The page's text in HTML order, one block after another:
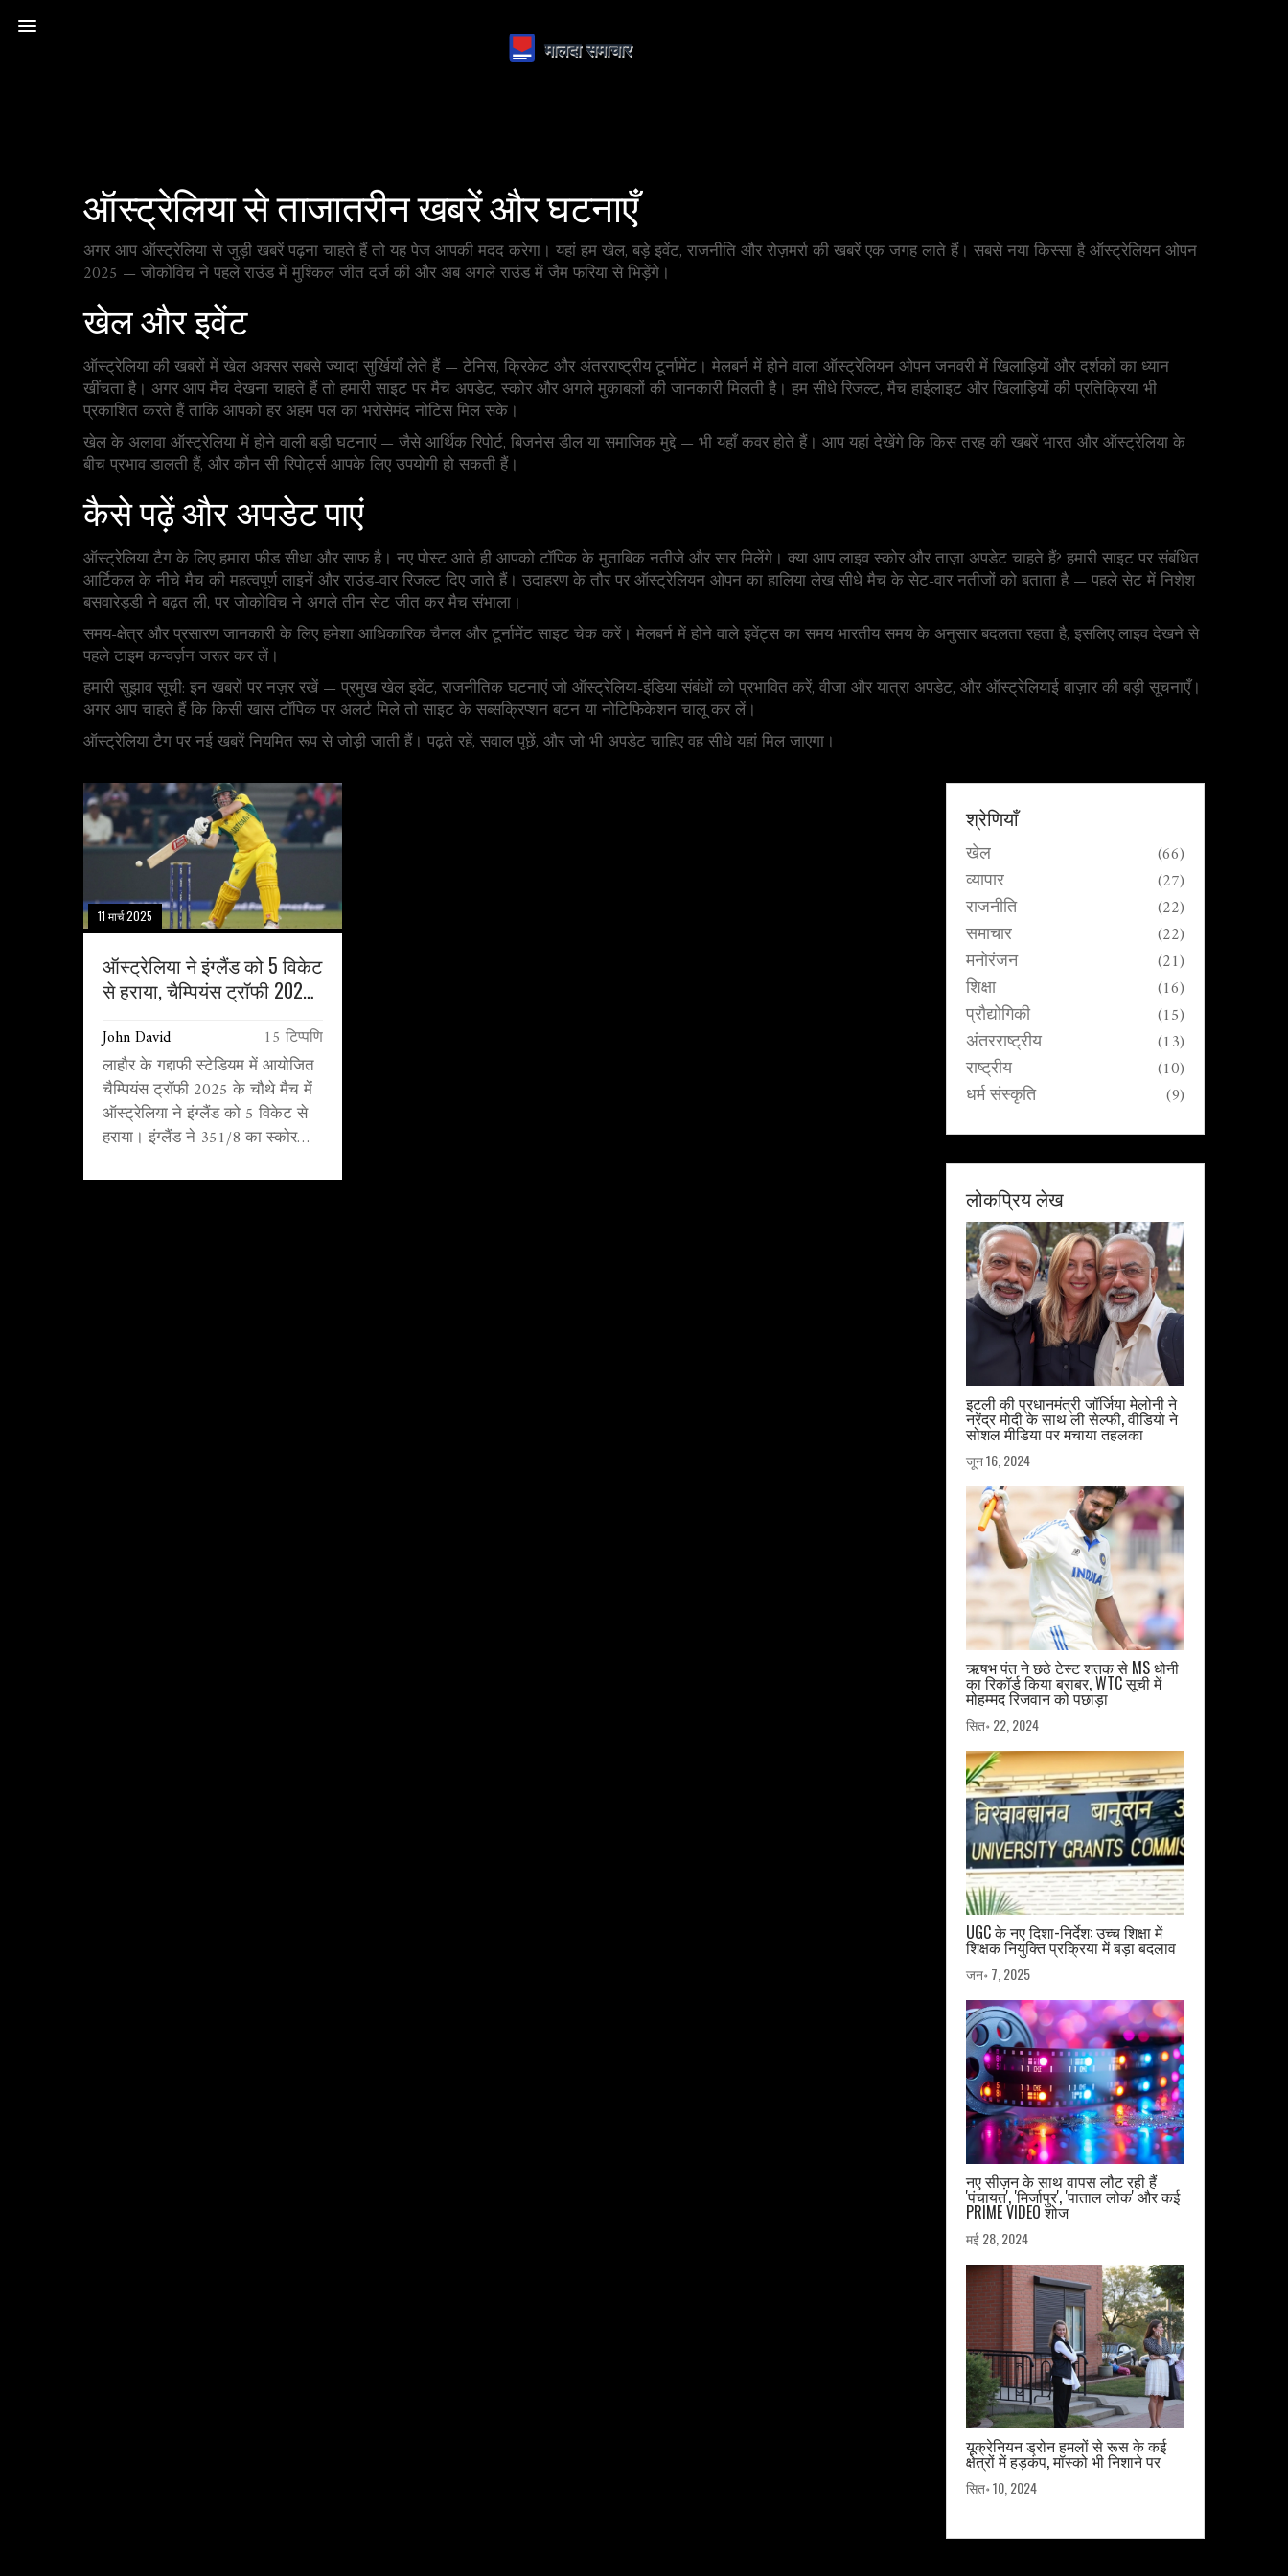
ऑस्ट्रेलिया से ताजातरीन खबरें और घटनाएँ
अगर आप ऑस्ट्रेलिया से जुड़ी खबरें पढ़ना चाहते हैं तो यह पेज आपकी मदद करेगा। यहां हम खेल, बड़े इवेंट, राजनीति और रोज़मर्रा की खबरें एक जगह लाते हैं। सबसे नया किस्सा है ऑस्ट्रेलियन ओपन
2025 — जोकोविच ने पहले राउंड में मुश्किल जीत दर्ज की और अब अगले राउंड में जैम फरिया से भिड़ेंगे।
खेल और इवेंट
ऑस्ट्रेलिया की खबरों में खेल अक्सर सबसे ज्यादा सुर्खियाँ लेते हैं — टेनिस, क्रिकेट और अंतरराष्ट्रीय टूर्नामेंट। मेलबर्न में होने वाला ऑस्ट्रेलियन ओपन जनवरी में खिलाड़ियों और दर्शकों का ध्यान
खींचता है। अगर आप मैच देखना चाहते हैं तो हमारी साइट पर मैच अपडेट, स्कोर और अगले मुकाबलों की जानकारी मिलती है। हम सीधे रिजल्ट, मैच हाईलाइट और खिलाड़ियों की प्रतिक्रिया भी
प्रकाशित करते हैं ताकि आपको हर अहम पल का भरोसेमंद नोटिस मिल सके।
खेल के अलावा ऑस्ट्रेलिया में होने वाली बड़ी घटनाएं — जैसे आर्थिक रिपोर्ट, बिजनेस डील या समाजिक मुद्दे — भी यहाँ कवर होते हैं। आप यहां देखेंगे कि किस तरह की खबरें भारत और ऑस्ट्रेलिया के
बीच प्रभाव डालती हैं, और कौन सी रिपोर्ट्स आपके लिए उपयोगी हो सकती हैं।
कैसे पढ़ें और अपडेट पाएं
ऑस्ट्रेलिया टैग के लिए हमारा फीड सीधा और साफ है। नए पोस्ट आते ही आपको टॉपिक के मुताबिक नतीजे और सार मिलेंगे। क्या आप लाइव स्कोर और ताज़ा अपडेट चाहते हैं? हमारी साइट पर संबंधित
आर्टिकल के नीचे मैच की महत्वपूर्ण लाइनें और राउंड-वार रिजल्ट दिए जाते हैं। उदाहरण के तौर पर ऑस्ट्रेलियन ओपन का हालिया लेख सीधे मैच के सेट-वार नतीजों को बताता है — पहले सेट में निशेश
बसवारेड्डी ने बढ़त ली, पर जोकोविच ने अगले तीन सेट जीत कर मैच संभाला।
समय-क्षेत्र और प्रसारण जानकारी के लिए हमेशा आधिकारिक चैनल और टूर्नामेंट साइट चेक करें। मेलबर्न में होने वाले इवेंट्स का समय भारतीय समय के अनुसार बदलता रहता है, इसलिए लाइव देखने से
पहले टाइम कन्वर्ज़न जरूर कर लें।
हमारी सुझाव सूची: इन खबरों पर नज़र रखें — प्रमुख खेल इवेंट, राजनीतिक घटनाएं जो ऑस्ट्रेलिया-इंडिया संबंधों को प्रभावित करें, वीजा और यात्रा अपडेट, और ऑस्ट्रेलियाई बाज़ार की बड़ी सूचनाएँ।
अगर आप चाहते हैं कि किसी खास टॉपिक पर अलर्ट मिले तो साइट के सब्सक्रिप्शन बटन या नोटिफिकेशन चालू कर लें।
ऑस्ट्रेलिया टैग पर नई खबरें नियमित रूप से जोड़ी जाती हैं। पढ़ते रहें, सवाल पूछें, और जो भी अपडेट चाहिए वह सीधे यहां मिल जाएगा।
11 मार्च 2025
ऑस्ट्रेलिया ने इंग्लैंड को 5 विकेट
से हराया, चैम्पियंस ट्रॉफी 2025
John David 15 टिप्पणि
लाहौर के गद्दाफी स्टेडियम में आयोजित
चैम्पियंस ट्रॉफी 2025 के चौथे मैच में
ऑस्ट्रेलिया ने इंग्लैंड को 5 विकेट से
हराया। इंग्लैंड ने 351/8 का स्कोर
जोस इंगलिस के 120 रनों की पारी ने
श्रेणियाँ
खेल (66)
व्यापार (27)
राजनीति (22)
समाचार (22)
मनोरंजन (21)
शिक्षा (16)
प्रौद्योगिकी (15)
अंतरराष्ट्रीय (13)
राष्ट्रीय (10)
धर्म संस्कृति (9)
लोकप्रिय लेख
इटली की प्रधानमंत्री जॉर्जिया मेलोनी ने
नरेंद्र मोदी के साथ ली सेल्फी, वीडियो ने
सोशल मीडिया पर मचाया तहलका
जून 16, 2024
ऋषभ पंत ने छठे टेस्ट शतक से MS धोनी
का रिकॉर्ड किया बराबर, WTC सूची में
मोहम्मद रिजवान को पछाड़ा
सित॰ 22, 2024
UGC के नए दिशा-निर्देश: उच्च शिक्षा में
शिक्षक नियुक्ति प्रक्रिया में बड़ा बदलाव
जन॰ 7, 2025
नए सीज़न के साथ वापस लौट रही हैं
'पंचायत', 'मिर्जापुर', 'पाताल लोक' और कई
PRIME VIDEO शोज
मई 28, 2024
यूक्रेनियन ड्रोन हमलों से रूस के कई
क्षेत्रों में हड़कंप, मॉस्को भी निशाने पर
सित॰ 10, 2024